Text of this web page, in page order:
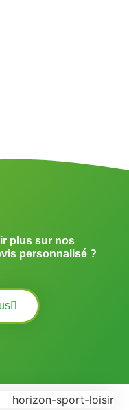
plus sur nos
personnalisé ?